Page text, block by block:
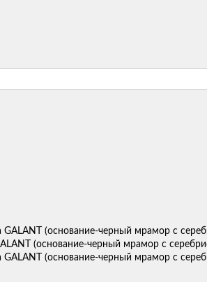
(основание-черный мрамор с